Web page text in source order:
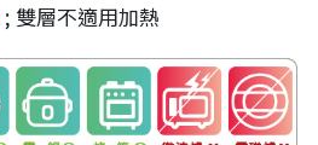
; 雙層不適用加熱